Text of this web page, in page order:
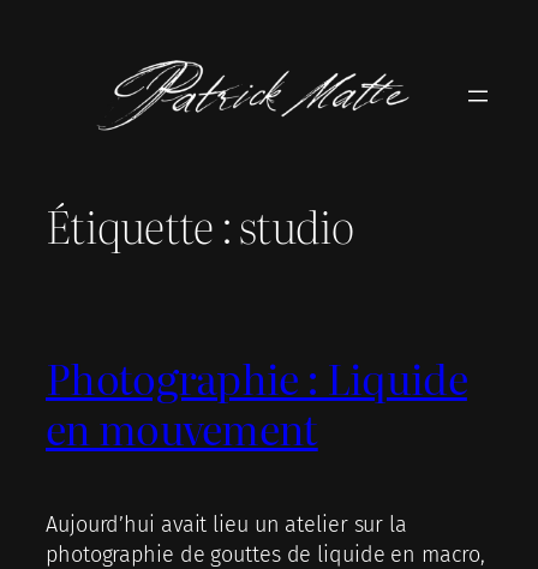
Étiquette :studio
Photographie : Liquide
en mouvement
Aujourd’hui avait lieu un atelier sur la
photographie de gouttes de liquide en macro,